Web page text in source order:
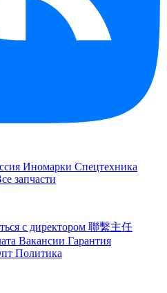
Иномарки Спецтехника
запчасти
с директором 聯繫主任
Вакансии Гарантия
Политика